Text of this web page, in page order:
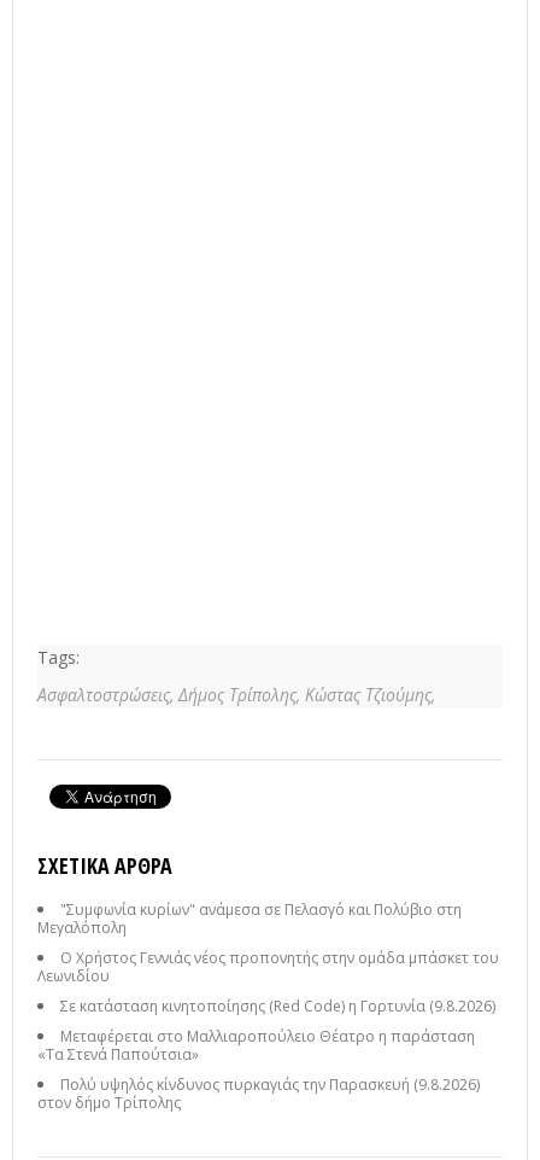
Tags:
Ασφαλτοστρώσεις,Δήμος Τρίπολης, Κώστας Τζιούμης,
ΣΧΕΤΙΚΆ ΆΡΘΡΑ
"Συμφωνία κυρίων" ανάμεσα σε Πελασγό και Πολύβιο στη
Μεγαλόπολη
Ο Χρήστος Γεννιάς νέος προπονητής στην ομάδα μπάσκετ του
Λεωνιδίου
Σε κατάσταση κινητοποίησης (Red Code) η Γορτυνία (9.8.2026)
Μεταφέρεται στο Μαλλιαροπούλειο Θέατρο η παράσταση
«Τα Στενά Παπούτσια»
Πολύ υψηλός κίνδυνος πυρκαγιάς την Παρασκευή (9.8.2026)
στον δήμο Τρίπολης